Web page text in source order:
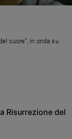
cuore”, in onda su
Risurrezione del